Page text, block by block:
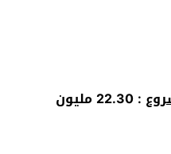
: 22.30 مليون